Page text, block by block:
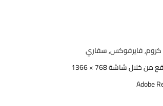
كروم, فايرفوكس, سفاري
شاشة 768 × 1366